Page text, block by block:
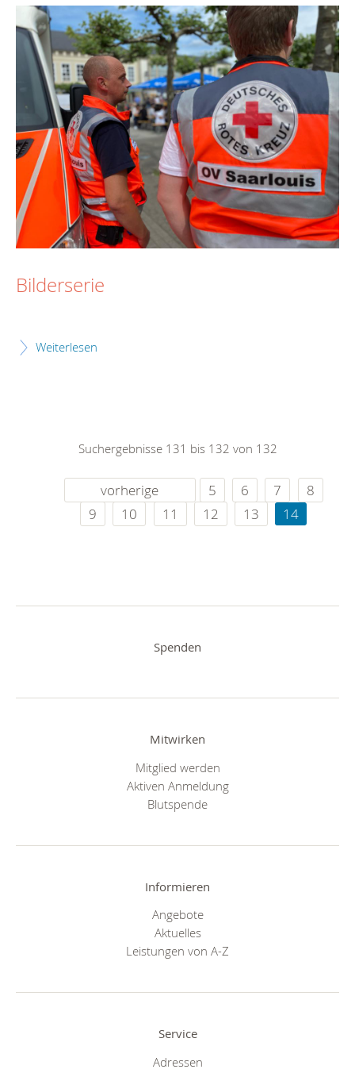
Bilderserie
Weiterlesen
Suchergebnisse 131 bis 132 von 132
vorherige 5 6 7
8
9
10 11 12 13 14
Spenden
Mitwirken
Mitglied werden
Aktiven Anmeldung
Blutspende
Informieren
Angebote
Aktuelles
Leistungen von A-Z
Service
Adressen